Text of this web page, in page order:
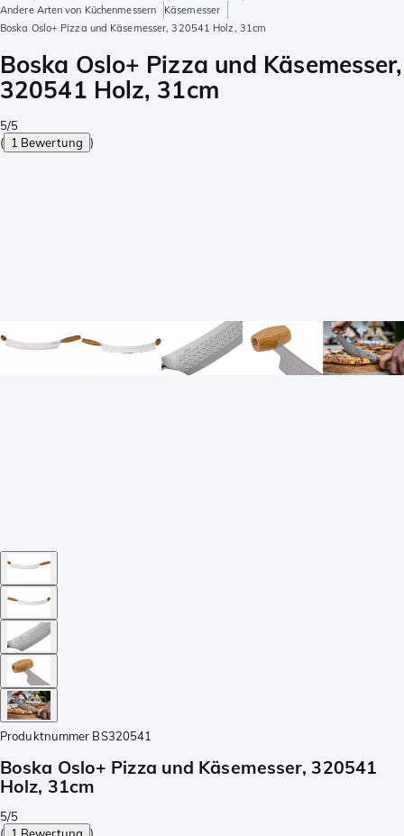
Andere Arten von Küchenmessern
Käsemesser
Boska Oslo+ Pizza und Käsemesser, 320541 Holz, 31cm
Boska Oslo+ Pizza und Käsemesser,
320541 Holz, 31cm
5/5
( 1 Bewertung )
Produktnummer BS320541
Boska Oslo+ Pizza und Käsemesser, 320541
Holz, 31cm
5/5